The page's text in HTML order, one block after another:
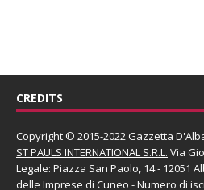
CREDITS
Copyright © 2015-2022 Gazzetta
ST PAULS INTERNATIONAL S.R.L. Via
Legale: Piazza San Paolo, 14 - 12051
delle Imprese di Cuneo - Numero di